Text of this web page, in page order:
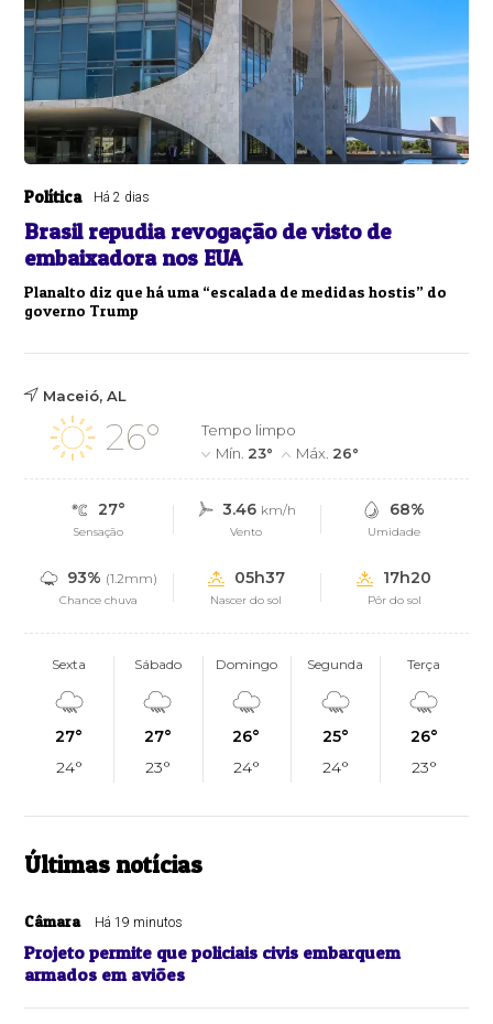
Política Há 2 dias
Brasil repudia revogação de visto de
embaixadora nos EUA
Planalto diz que há uma “escalada de medidas hostis” do
governo Trump
Maceió, AL
26°
Tempo limpo
Mín. 23° Máx. 26°
27°
Sensação
3.46 km/h
Vento
68%
Umidade
93% (1.2mm)
Chance chuva
05h37
Nascer do sol
17h20
Pôr do sol
Sexta
27°
24°
Sábado
27°
23°
Domingo
26°
24°
Segunda
25°
24°
Terça
26°
23°
Últimas notícias
Câmara Há 19 minutos
Projeto permite que policiais civis embarquem
armados em aviões